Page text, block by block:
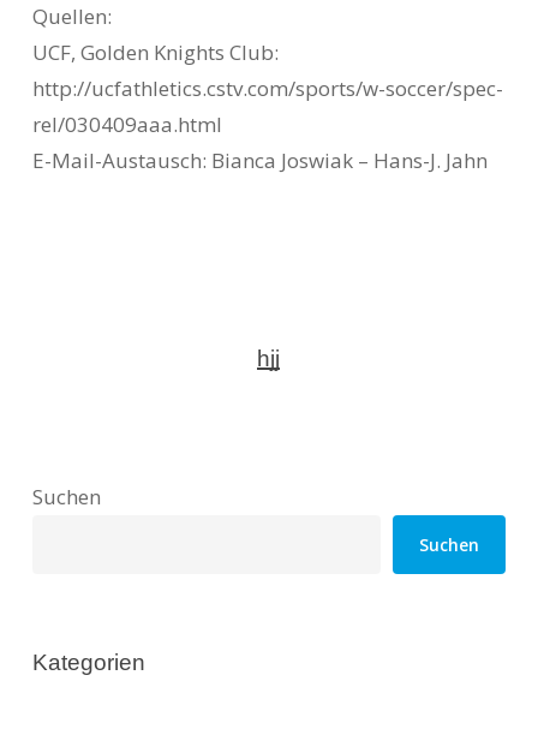
Quellen:
UCF, Golden Knights Club:
http://ucfathletics.cstv.com/sports/w-soccer/spec-
rel/030409aaa.html
E-Mail-Austausch: Bianca Joswiak – Hans-J. Jahn
hjj
Suchen
Suchen
Kategorien